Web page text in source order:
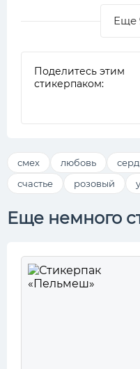
Еще
Поделитесь этим
стикерпаком:
смех любовь
счастье
розовый
Еще немного